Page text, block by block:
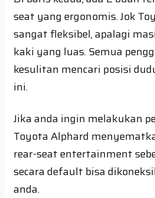
seat yang ergonomis. Jok
sangat fleksibel, apalagi
kaki yang luas. Semua
kesulitan mencari posisi
ini.
Jika anda ingin melakukan
Toyota Alphard
rear-seat entertainment
secara default bisa
anda.